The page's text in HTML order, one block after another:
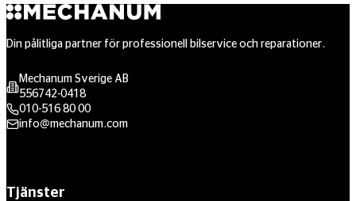
Din pålitliga partner för professionell bilservice och reparationer.
Mechanum Sverige AB
556742-0418
010-516 80 00
info@mechanum.com
Tjänster